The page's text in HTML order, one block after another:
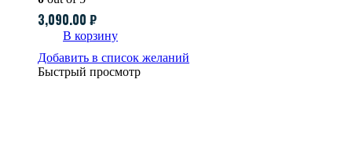
3,090.00 ₽
В корзину
Добавить в список желаний
Быстрый просмотр